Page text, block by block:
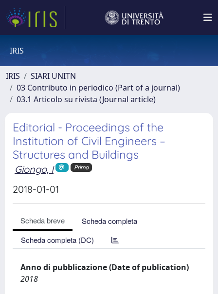
IRIS
IRIS
SIARI UNITN
03 Contributo in periodico (Part of a journal)
03.1 Articolo su rivista (Journal article)
Editorial - Proceedings of the
Institution of Civil Engineers –
Structures and Buildings
Giongo, I Primo
2018-01-01
Scheda breve
Scheda completa
Scheda completa (DC)
Anno di pubblicazione (Date of publication)
2018